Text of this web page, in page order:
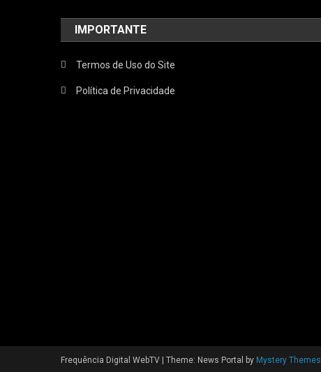
IMPORTANTE
Termos de Uso do Site
Política de Privacidade
Frequência Digital WebTV | Theme: News Portal by Mystery Themes